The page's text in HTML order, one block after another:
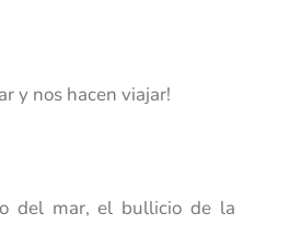
y nos hacen viajar!
del mar, el bullicio de la